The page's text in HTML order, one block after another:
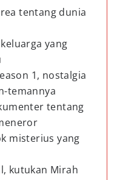
tentang dunia
yang
1, nostalgia
temannya
tentang
misterius yang
kutukan Mirah